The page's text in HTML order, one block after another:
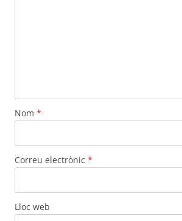
Nom *
Correu electrònic *
Lloc web